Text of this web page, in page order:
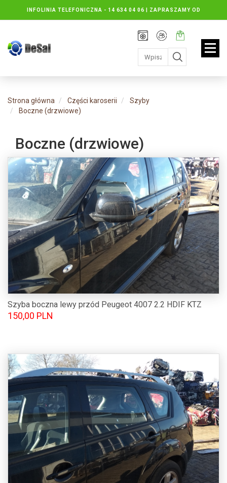
INFOLINIA TELEFONICZNA - 14 634 04 06 | ZAPRASZAMY OD
PONIEDZIAŁKU DO PIĄTKU : 8.30 DO 16.30, SOBOTY: 8.30 DO 13.00
Rejestracja
Moje
konto
Twój
koszyk:
jest
pusty
Strona główna Części karoserii
Szyby
Boczne (drzwiowe)
Boczne (drzwiowe)
Szyba boczna lewy przód Peugeot 4007 2.2 HDIF KTZ
150,00 PLN